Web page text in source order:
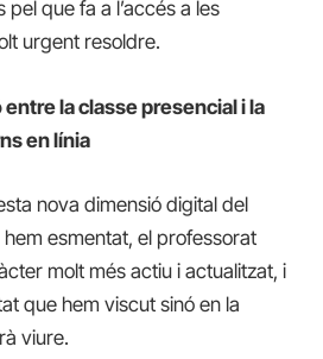
que fa a l’accés a les
urgent resoldre.
la classe presencial i la
en línia
nova dimensió digital del
esmentat, el professorat
molt més actiu i actualitzat, i
que hem viscut sinó en la
viure.